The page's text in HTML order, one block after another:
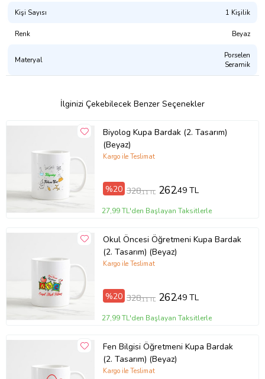
Kişi Sayısı 1 Kişilik
Renk Beyaz
Materyal
Porselen
Seramik
İlginizi Çekebilecek Benzer Seçenekler
Biyolog Kupa Bardak (2. Tasarım)
(Beyaz)
Kargo ile Teslimat
%20 328,11 TL 262,49 TL
27,99 TL'den Başlayan Taksitlerle
Okul Öncesi Öğretmeni Kupa Bardak
(2. Tasarım) (Beyaz)
Kargo ile Teslimat
%20 328,11 TL 262,49 TL
27,99 TL'den Başlayan Taksitlerle
Fen Bilgisi Öğretmeni Kupa Bardak
(2. Tasarım) (Beyaz)
Kargo ile Teslimat